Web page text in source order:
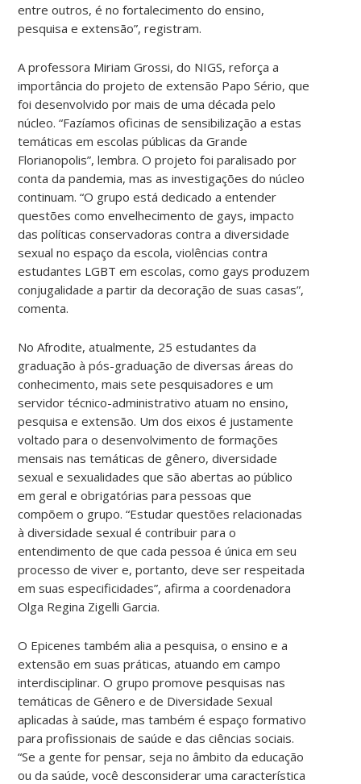
entre outros, é no fortalecimento do ensino,
pesquisa e extensão”, registram.
A professora Miriam Grossi, do NIGS, reforça a
importância do projeto de extensão Papo Sério, que
foi desenvolvido por mais de uma década pelo
núcleo. “Fazíamos oficinas de sensibilização a estas
temáticas em escolas públicas da Grande
Florianopolis”, lembra. O projeto foi paralisado por
conta da pandemia, mas as investigações do núcleo
continuam. “O grupo está dedicado a entender
questões como envelhecimento de gays, impacto
das políticas conservadoras contra a diversidade
sexual no espaço da escola, violências contra
estudantes LGBT em escolas, como gays produzem
conjugalidade a partir da decoração de suas casas”,
comenta.
No Afrodite, atualmente, 25 estudantes da
graduação à pós-graduação de diversas áreas do
conhecimento, mais sete pesquisadores e um
servidor técnico-administrativo atuam no ensino,
pesquisa e extensão. Um dos eixos é justamente
voltado para o desenvolvimento de formações
mensais nas temáticas de gênero, diversidade
sexual e sexualidades que são abertas ao público
em geral e obrigatórias para pessoas que
compõem o grupo. “Estudar questões relacionadas
à diversidade sexual é contribuir para o
entendimento de que cada pessoa é única em seu
processo de viver e, portanto, deve ser respeitada
em suas especificidades”, afirma a coordenadora
Olga Regina Zigelli Garcia.
O Epicenes também alia a pesquisa, o ensino e a
extensão em suas práticas, atuando em campo
interdisciplinar. O grupo promove pesquisas nas
temáticas de Gênero e de Diversidade Sexual
aplicadas à saúde, mas também é espaço formativo
para profissionais de saúde e das ciências sociais.
“Se a gente for pensar, seja no âmbito da educação
ou da saúde, você desconsiderar uma característica